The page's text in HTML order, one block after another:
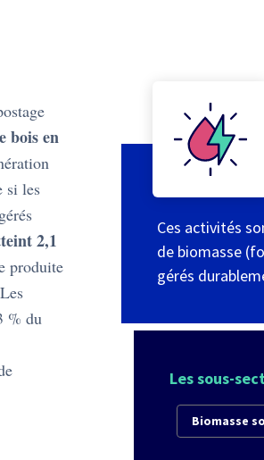
Ces activités
de biomasse
gérés
Les sous-
Biomasse
bois en
si les
2,1
produite
% du